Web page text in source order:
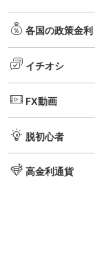
各国の政策金利
イチオシ
FX動画
脱初心者
高金利通貨